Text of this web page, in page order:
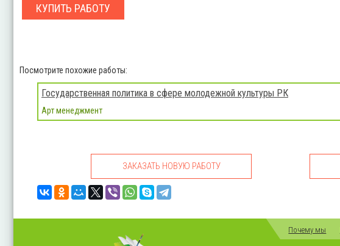
КУПИТЬ РАБОТУ
Посмотрите похожие работы:
Государственная политика в сфере молодежной культуры РК
Арт менеджмент
ЗАКАЗАТЬ НОВУЮ РАБОТУ
Почему мы